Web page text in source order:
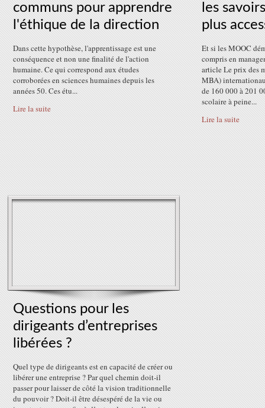
communs pour apprendre
l'éthique de la direction
Dans cette hypothèse, l'apprentissage est une
conséquence et non une finalité de l'action
humaine. Ce qui correspond aux études
corroborées en sciences humaines depuis les
années 50. Ces étu...
Lire la suite
les
plus
Et si les MOOC
compris en
article Le prix des
MBA)
de 160 000 à 201
scolaire à peine...
Lire la suite
Questions pour les
dirigeants d’entreprises
libérées ?
Quel type de dirigeants est en capacité de créer ou
libérer une entreprise ? Par quel chemin doit-il
passer pour laisser de côté la vision traditionnelle
du pouvoir ? Doit-il être désespéré de la vie ou